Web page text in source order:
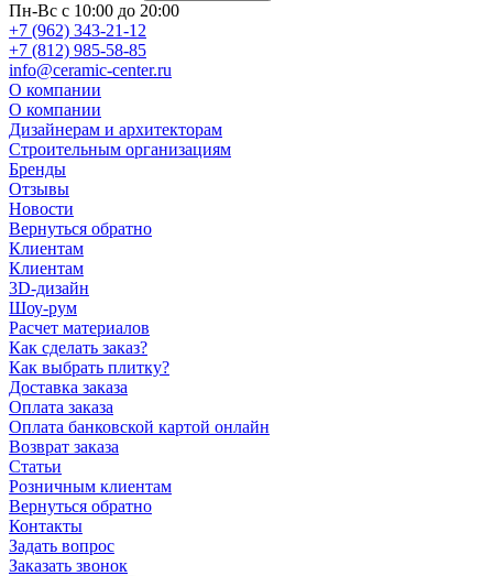
Пн-Вс с 10:00 до 20:00
+7 (962) 343-21-12
+7 (812) 985-58-85
info@ceramic-center.ru
О компании
О компании
Дизайнерам и архитекторам
Строительным организациям
Бренды
Отзывы
Новости
Вернуться обратно
Клиентам
Клиентам
3D-дизайн
Шоу-рум
Расчет материалов
Как сделать заказ?
Как выбрать плитку?
Доставка заказа
Оплата заказа
Оплата банковской картой онлайн
Возврат заказа
Статьи
Розничным клиентам
Вернуться обратно
Контакты
Задать вопрос
Заказать звонок